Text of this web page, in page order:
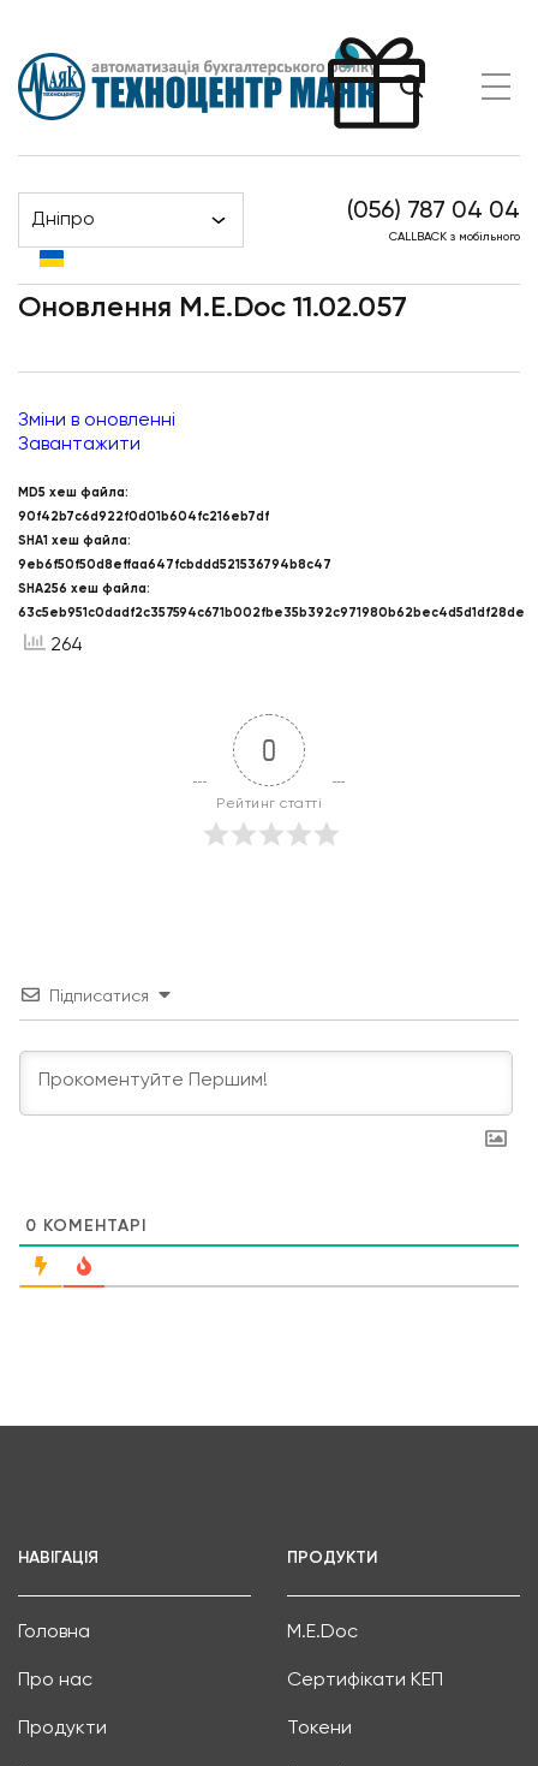
Дніпро (056) 787 04 04
CALLBACK з мобільного
Головна Новини Оновлення M.E.Doc 11.02.057
Оновлення M.E.Doc 11.02.057
Зміни в оновленні
Завантажити
MD5 хеш файла:
90f42b7c6d922f0d01b604fc216eb7df
SHA1 хеш файла:
9eb6f50f50d8effaa647fcbddd521536794b8c47
SHA256 хеш файла:
63c5eb951c0dadf2c357594c671b002fbe35b392c971980b62bec4d5d1df28de
264
0
Рейтинг статті
Підписатися
0 КОМЕНТАРІ
НАВІГАЦІЯ
Головна
Про нас
Продукти
ПРОДУКТИ
M.E.Doc
Сертифікати КЕП
Токени